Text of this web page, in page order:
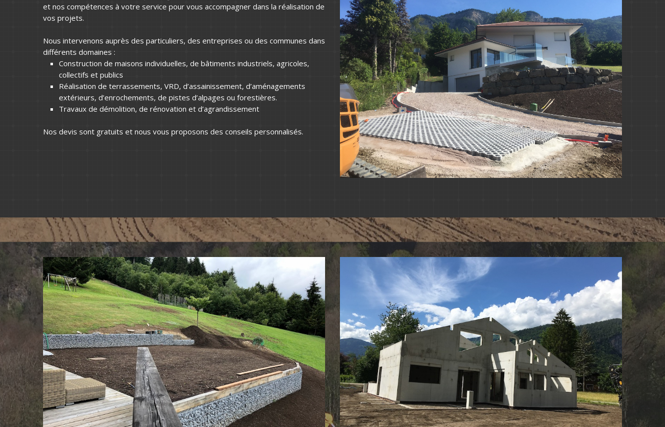
et nos compétences à votre service pour vous accompagner dans la réalisation de
vos projets.
Nous intervenons auprès des particuliers, des entreprises ou des communes dans
différents domaines :
Construction de maisons individuelles, de bâtiments industriels, agricoles,
collectifs et publics
Réalisation de terrassements, VRD, d’assainissement, d’aménagements
extérieurs, d’enrochements, de pistes d’alpages ou forestières.
Travaux de démolition, de rénovation et d’agrandissement
Nos devis sont gratuits et nous vous proposons des conseils personnalisés.